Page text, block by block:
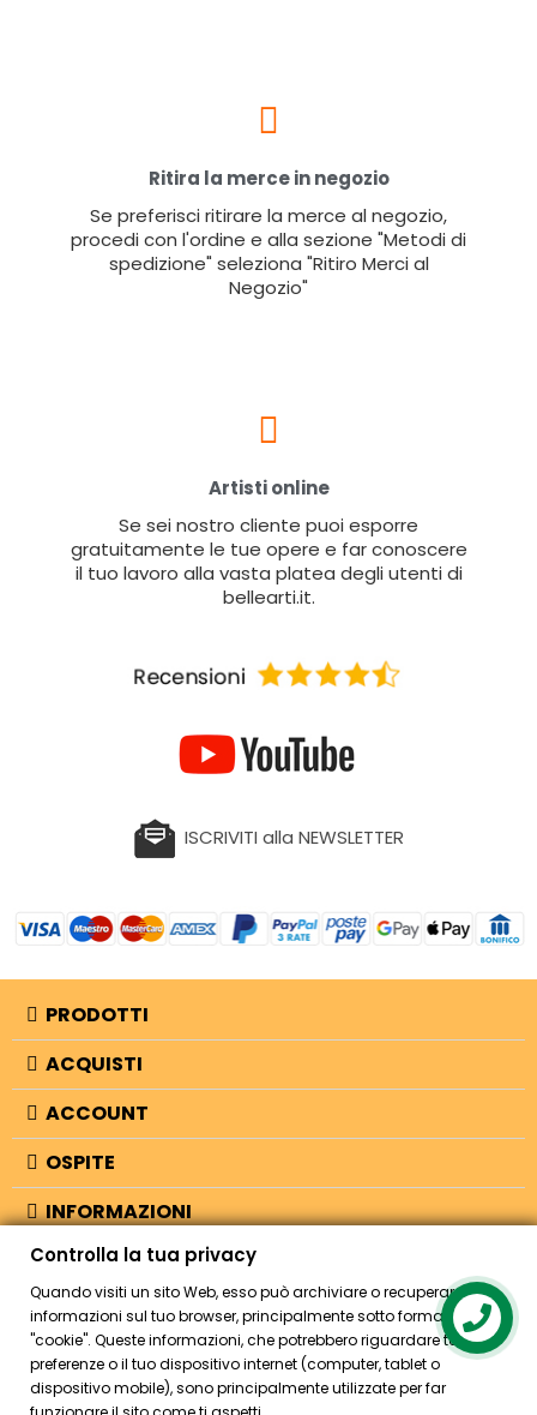
Ritira la merce in negozio
Se preferisci ritirare la merce al negozio,
procedi con l'ordine e alla sezione "Metodi di
spedizione" seleziona "Ritiro Merci al
Negozio"
Artisti online
Se sei nostro cliente puoi esporre
gratuitamente le tue opere e far conoscere
il tuo lavoro alla vasta platea degli utenti di
bellearti.it.
ISCRIVITI alla NEWSLETTER
PRODOTTI
ACQUISTI
ACCOUNT
OSPITE
INFORMAZIONI
NEGOZIO
© 2026 - Bellearti.it -credits
Controlla la tua privacy
Quando visiti un sito Web, esso può archiviare o recuperare
informazioni sul tuo browser, principalmente sotto forma di
"cookie". Queste informazioni, che potrebbero riguardare te, le tue
preferenze o il tuo dispositivo internet (computer, tablet o
dispositivo mobile), sono principalmente utilizzate per far
Contact us